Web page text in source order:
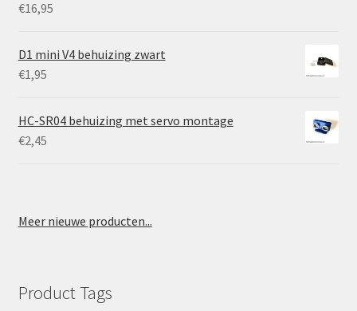
€16,95
D1 mini V4 behuizing zwart
€1,95
HC-SR04 behuizing met servo montage
€2,45
Meer nieuwe producten...
Product Tags